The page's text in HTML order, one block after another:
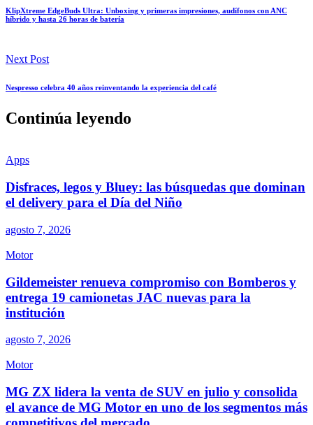
KlipXtreme EdgeBuds Ultra: Unboxing y primeras impresiones, audífonos con ANC
híbrido y hasta 26 horas de batería
Next Post
Nespresso celebra 40 años reinventando la experiencia del café
Continúa leyendo
Apps
Disfraces, legos y Bluey: las búsquedas que dominan
el delivery para el Día del Niño
agosto 7, 2026
Motor
Gildemeister renueva compromiso con Bomberos y
entrega 19 camionetas JAC nuevas para la
institución
agosto 7, 2026
Motor
MG ZX lidera la venta de SUV en julio y consolida
el avance de MG Motor en uno de los segmentos más